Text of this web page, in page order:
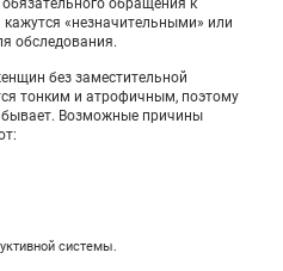
обращения к
«незначительными» или
обследования.
без заместительной
тонким и атрофичным, поэтому
Возможные причины
системы.